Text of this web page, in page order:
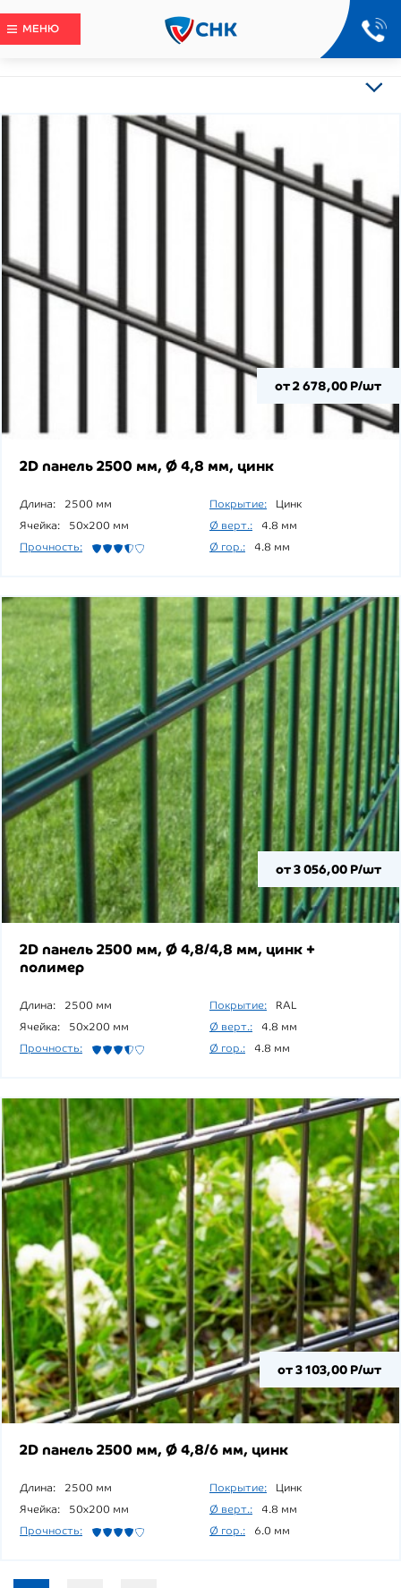
МЕНЮ
от 2 678,00 Р/шт
2D панель 2500 мм, Ø 4,8 мм, цинк
Длина: 2500 мм Покрытие:
Цинк
Ячейка:
50x200 мм Ø верт.:
4.8 мм
Прочность:
Ø гор.: 4.8 мм
от 3 056,00 Р/шт
2D панель 2500 мм, Ø 4,8/4,8 мм, цинк +
полимер
Длина: 2500 мм Покрытие:
RAL
Ячейка:
50x200 мм Ø верт.:
4.8 мм
Прочность:
Ø гор.: 4.8 мм
от 3 103,00 Р/шт
2D панель 2500 мм, Ø 4,8/6 мм, цинк
Длина: 2500 мм Покрытие:
Цинк
Ячейка:
50x200 мм Ø верт.:
4.8 мм
Прочность:
Ø гор.: 6.0 мм